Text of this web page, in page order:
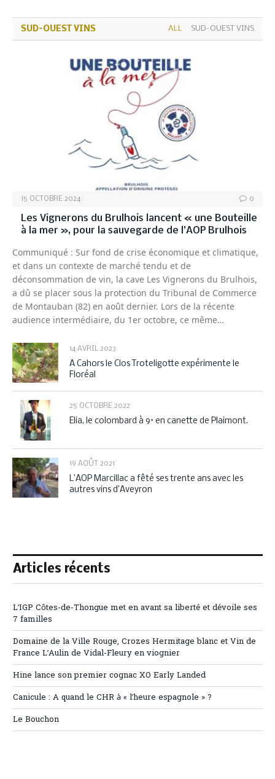
SUD-OUEST VINS ALL SUD-OUEST VINS
15 OCTOBRE 2024 0
Les Vignerons du Brulhois lancent « une Bouteille
à la mer », pour la sauvegarde de l’AOP Brulhois
Communiqué : Sur fond de crise économique et climatique,
et dans un contexte de marché tendu et de
déconsommation de vin, la cave Les Vignerons du Brulhois,
a dû se placer sous la protection du Tribunal de Commerce
de Montauban (82) en août dernier. Lors de la récente
audience intermédiaire, du 1er octobre, ce même…
14 AVRIL 2023
A Cahors le Clos Troteligotte expérimente le
Floréal
25 OCTOBRE 2022
Elia, le colombard à 9° en canette de Plaimont.
19 AOÛT 2021
L’AOP Marcillac a fêté ses trente ans avec les
autres vins d’Aveyron
Articles récents
L’IGP Côtes-de-Thongue met en avant sa liberté et dévoile ses
7 familles
Domaine de la Ville Rouge, Crozes Hermitage blanc et Vin de
France L’Aulin de Vidal-Fleury en viognier
Hine lance son premier cognac XO Early Landed
Canicule : A quand le CHR à « l’heure espagnole » ?
Le Bouchon